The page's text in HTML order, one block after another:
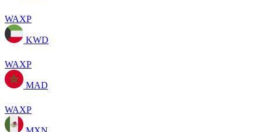
WAXP
KWD
WAXP
MAD
WAXP